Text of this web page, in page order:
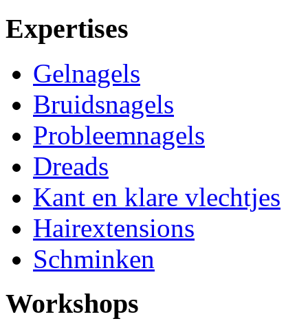
Expertises
Gelnagels
Bruidsnagels
Probleemnagels
Dreads
Kant en klare vlechtjes
Hairextensions
Schminken
Workshops